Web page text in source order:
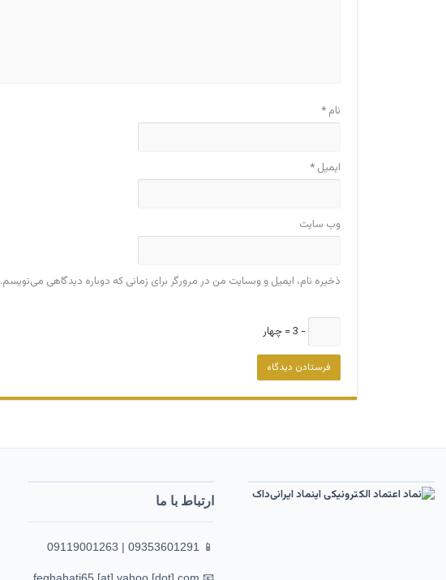
نام *
ایمیل *
وب‌ سایت
ذخیره نام، ایمیل و وبسایت من در مرورگر برای زمانی که دوباره دیدگاهی می‌نویسم.
− 3 = چهار
ارتباط با ما
📱 09353601291 | 09119001263